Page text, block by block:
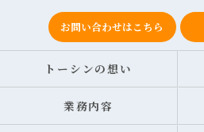
お問い合わせはこちら
トーシンの想い
業務内容